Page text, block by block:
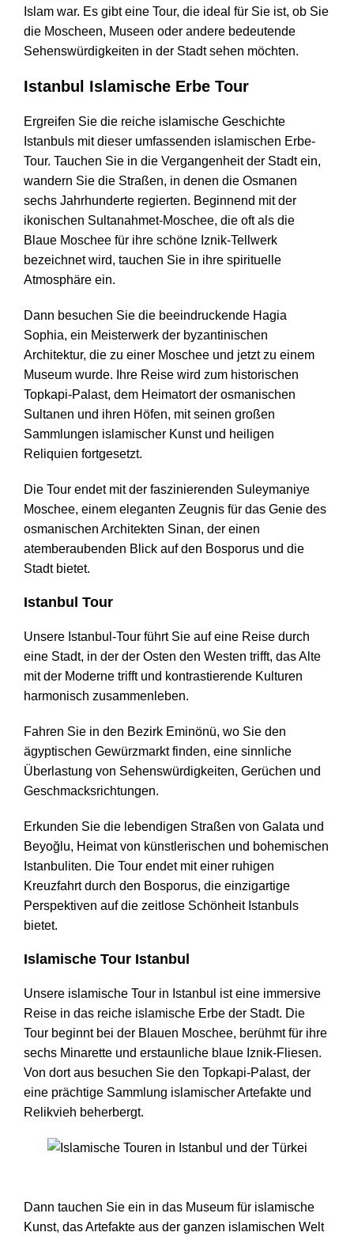
Islam war. Es gibt eine Tour, die ideal für Sie ist, ob Sie
die Moscheen, Museen oder andere bedeutende
Sehenswürdigkeiten in der Stadt sehen möchten.
Istanbul Islamische Erbe Tour
Ergreifen Sie die reiche islamische Geschichte
Istanbuls mit dieser umfassenden islamischen Erbe-
Tour. Tauchen Sie in die Vergangenheit der Stadt ein,
wandern Sie die Straßen, in denen die Osmanen
sechs Jahrhunderte regierten. Beginnend mit der
ikonischen Sultanahmet-Moschee, die oft als die
Blaue Moschee für ihre schöne Iznik-Tellwerk
bezeichnet wird, tauchen Sie in ihre spirituelle
Atmosphäre ein.
Dann besuchen Sie die beeindruckende Hagia
Sophia, ein Meisterwerk der byzantinischen
Architektur, die zu einer Moschee und jetzt zu einem
Museum wurde. Ihre Reise wird zum historischen
Topkapi-Palast, dem Heimatort der osmanischen
Sultanen und ihren Höfen, mit seinen großen
Sammlungen islamischer Kunst und heiligen
Reliquien fortgesetzt.
Die Tour endet mit der faszinierenden Suleymaniye
Moschee, einem eleganten Zeugnis für das Genie des
osmanischen Architekten Sinan, der einen
atemberaubenden Blick auf den Bosporus und die
Stadt bietet.
Istanbul Tour
Unsere Istanbul-Tour führt Sie auf eine Reise durch
eine Stadt, in der der Osten den Westen trifft, das Alte
mit der Moderne trifft und kontrastierende Kulturen
harmonisch zusammenleben.
Fahren Sie in den Bezirk Eminönü, wo Sie den
ägyptischen Gewürzmarkt finden, eine sinnliche
Überlastung von Sehenswürdigkeiten, Gerüchen und
Geschmacksrichtungen.
Erkunden Sie die lebendigen Straßen von Galata und
Beyoğlu, Heimat von künstlerischen und bohemischen
Istanbuliten. Die Tour endet mit einer ruhigen
Kreuzfahrt durch den Bosporus, die einzigartige
Perspektiven auf die zeitlose Schönheit Istanbuls
bietet.
Islamische Tour Istanbul
Unsere islamische Tour in Istanbul ist eine immersive
Reise in das reiche islamische Erbe der Stadt. Die
Tour beginnt bei der Blauen Moschee, berühmt für ihre
sechs Minarette und erstaunliche blaue Iznik-Fliesen.
Von dort aus besuchen Sie den Topkapi-Palast, der
eine prächtige Sammlung islamischer Artefakte und
Relikvieh beherbergt.
Dann tauchen Sie ein in das Museum für islamische
Kunst, das Artefakte aus der ganzen islamischen Welt